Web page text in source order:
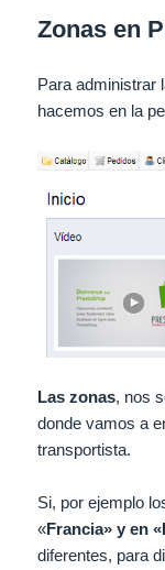
Zonas en
Para administrar
hacemos en la
Las zonas, nos
donde vamos a
transportista.
Si, por ejemplo
«Francia» y en
diferentes, para